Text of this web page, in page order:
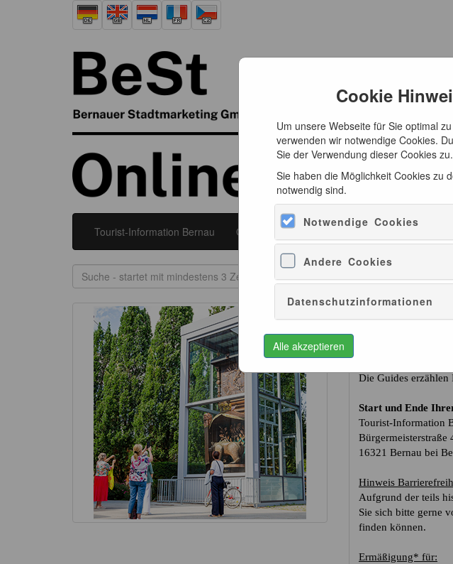
Cookie
Um unsere Webseite für Sie optimal
verwenden wir notwendige Cookies.
Sie der Verwendung dieser Cookies zu.
Sie haben die Möglichkeit Cookies zu
notwendig sind.
Notwendige Cookies
Andere Cookies
Datenschutzinformationen
Alle akzeptieren
Tourist-Information Bernau Galerie Bernau Besucherzentrum Bernau
Erfahren Sie mehr
Die Guides erzählen
Start und Ende
Tourist-Information
Bürgermeisterstraße
16321 Bernau bei
Hinweis
Aufgrund der teils
Sie sich bitte gerne
finden können.
Ermäßigung* für: